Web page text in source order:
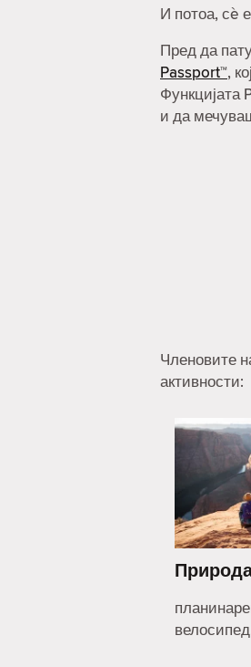
И потоа, сè
Пред да
Passport™,
Функцијата
и да
Членовите
активности: